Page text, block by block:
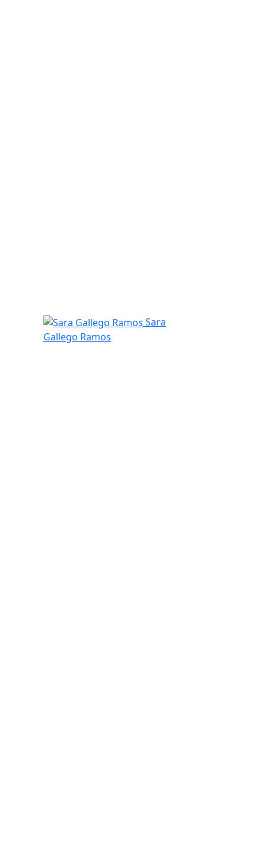
Sara Gallego Ramos
Sara
Gallego Ramos